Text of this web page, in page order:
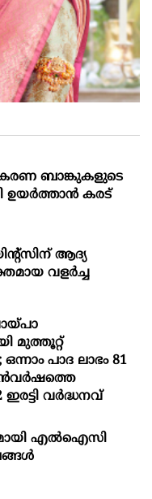
ബാങ്കുകളുടെ
ഉയർത്താൻ കരട്
ആദ്യ
വളർച്ച
മുത്തൂറ്റ്
പാദ ലാഭം 81
വർദ്ധനവ്
എൽഐസി